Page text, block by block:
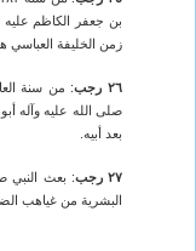
بن جعفر الكاظم
زمن الخليفة العباسي
٢٦ رجب
: من سنة
صلى الله عليه وآله
بعد أبيه.
٢٧ رجب
: بعث النبي
البشرية من غياهب